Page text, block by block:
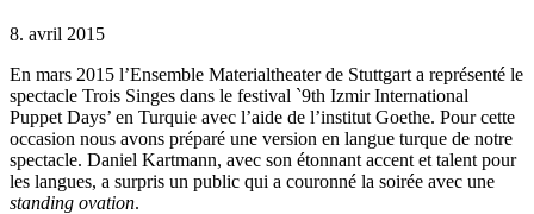
8. avril 2015
En mars 2015 l’Ensemble Materialtheater de Stuttgart a représenté le
spectacle Trois Singes dans le festival `9th Izmir International
Puppet Days’ en Turquie avec l’aide de l’institut Goethe. Pour cette
occasion nous avons préparé une version en langue turque de notre
spectacle. Daniel Kartmann, avec son étonnant accent et talent pour
les langues, a surpris un public qui a couronné la soirée avec une
standing ovation.